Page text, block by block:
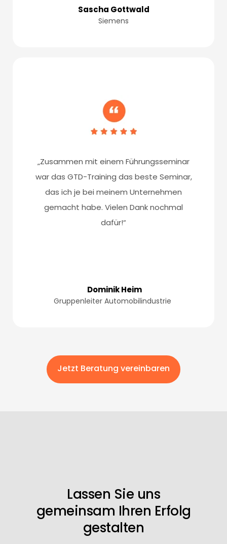
Sascha Gottwald
Siemens
„Zusammen mit einem Führungsseminar
war das GTD-Training das beste Seminar,
das ich je bei meinem Unternehmen
gemacht habe. Vielen Dank nochmal
dafür!“
Dominik Heim
Gruppenleiter Automobilindustrie
Jetzt Beratung vereinbaren
Lassen Sie uns
gemeinsam Ihren Erfolg
gestalten